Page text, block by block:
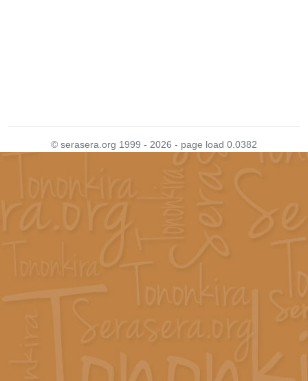
© serasera.org 1999 - 2026 - page load 0.0382